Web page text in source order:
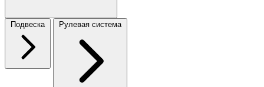
Подвеска Рулевая система